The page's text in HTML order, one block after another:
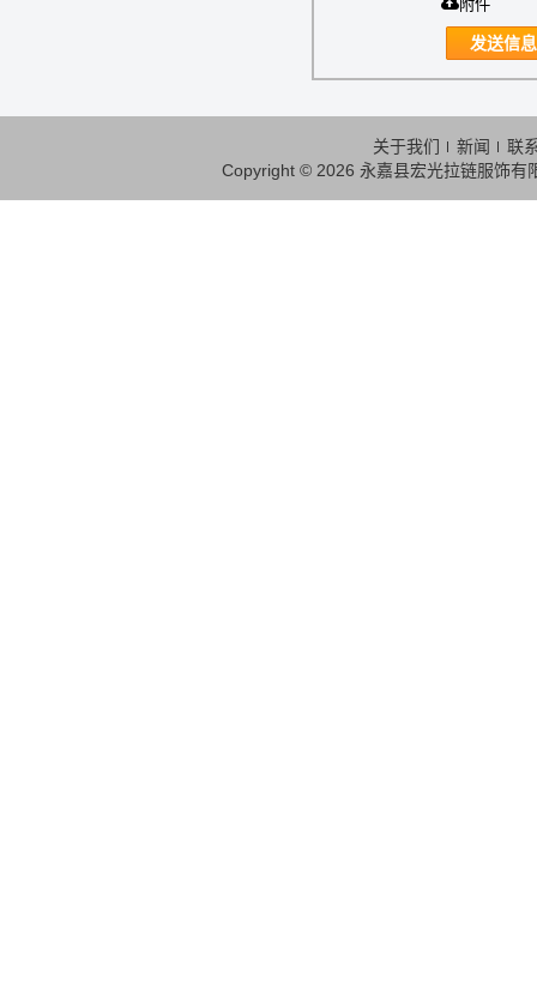
附件
发送信息
关于我们 新闻
联
Copyright © 2026 永嘉县宏光拉链服饰有